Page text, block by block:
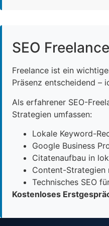
SEO
Freelance ist ein
Präsenz entscheidend –
Als erfahrener SEO-
Strategien umfassen:
Lokale Keyword-
Google Business
Citatenaufbau in
Content-Strategien
Technisches SEO
Kostenloses